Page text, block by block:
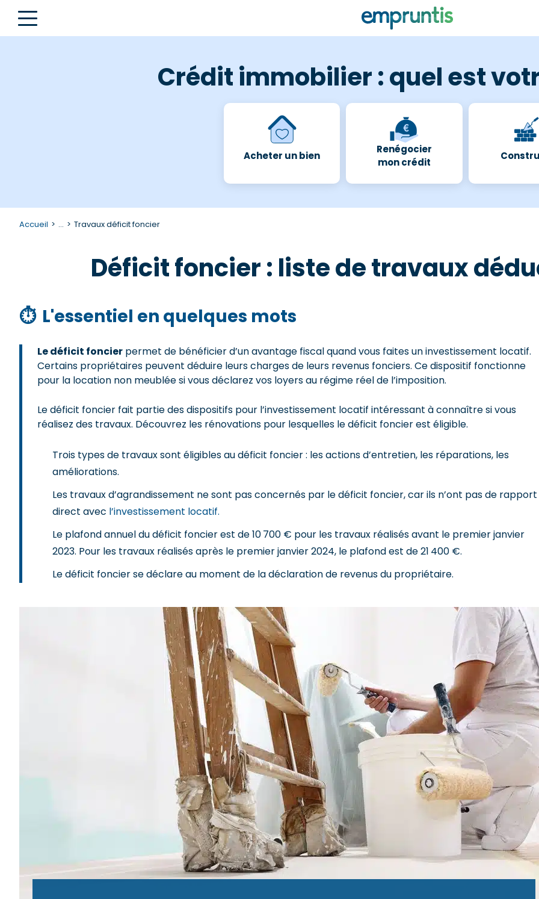
Crédit immobilier : quel est
Acheter un bien
Renégocier
mon crédit
Accueil ... Travaux déficit foncier
Déficit foncier : liste de travaux
⏱ L'essentiel en quelques mots
Le déficit foncier permet de bénéficier d’un avantage fiscal quand vous faites un investissement locatif.
Certains propriétaires peuvent déduire leurs charges de leurs revenus fonciers. Ce dispositif fonctionne
pour la location non meublée si vous déclarez vos loyers au régime réel de l’imposition.
Le déficit foncier fait partie des dispositifs pour l’investissement locatif intéressant à connaître si vous
réalisez des travaux. Découvrez les rénovations pour lesquelles le déficit foncier est éligible.
Trois types de travaux sont éligibles au déficit foncier : les actions d’entretien, les réparations, les
améliorations.
Les travaux d’agrandissement ne sont pas concernés par le déficit foncier, car ils n’ont pas de rapport
direct avec l’investissement locatif.
Le plafond annuel du déficit foncier est de 10 700 € pour les travaux réalisés avant le premier janvier
2023. Pour les travaux réalisés après le premier janvier 2024, le plafond est de 21 400 €.
Le déficit foncier se déclare au moment de la déclaration de revenus du propriétaire.